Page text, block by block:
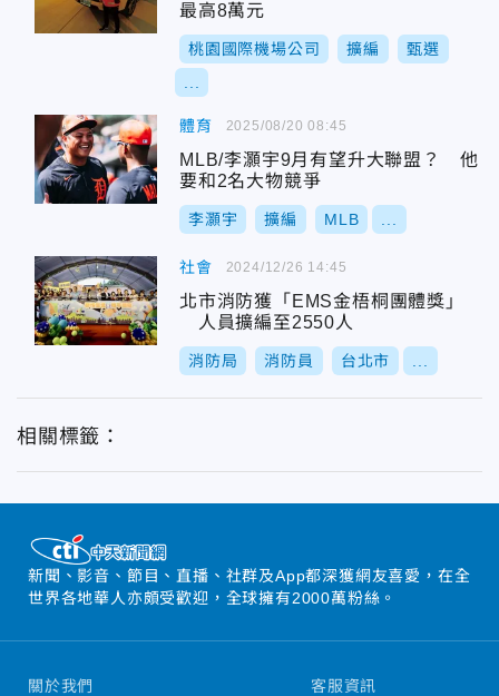
最高8萬元
桃園國際機場公司 擴編 甄選
體育
MLB/李灝宇9月有望升大聯盟？ 他
要和2名大物競爭
李灝宇 擴編 MLB
2025/08/20 08:45
社會
北市消防獲「EMS金梧桐團體獎」
人員擴編至2550人
消防局 消防員 台北市
2024/12/26 14:45
相關標籤：
新聞、影音、節目、直播、社群及App都深獲網友喜愛，在全
世界各地華人亦頗受歡迎，全球擁有2000萬粉絲。
關於我們 客服資訊